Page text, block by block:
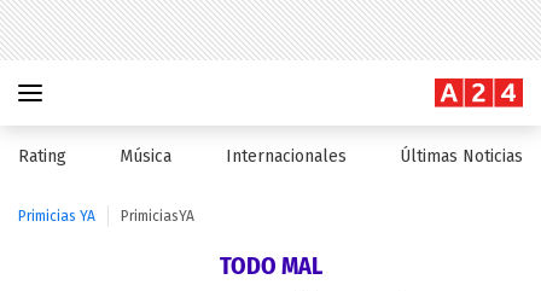
Rating Música Internacionales Últimas Noticias
Primicias YA PrimiciasYA
TODO MAL